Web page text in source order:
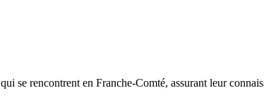
se rencontrent en Franche-Comté, assurant leur